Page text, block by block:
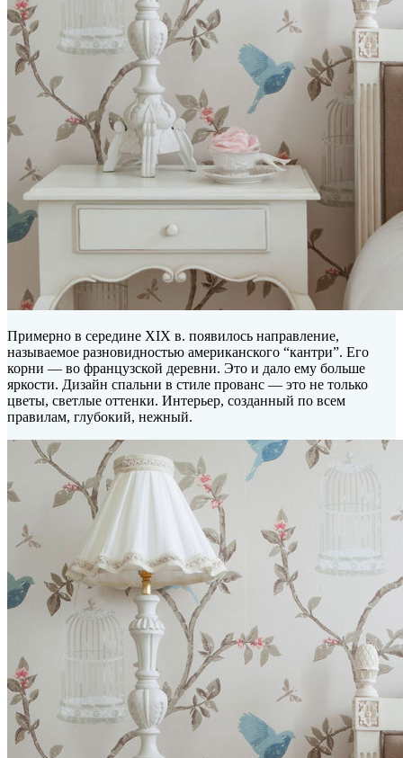
Примерно в середине XIX в. появилось направление,
называемое разновидностью американского “кантри”. Его
корни — во французской деревни. Это и дало ему больше
яркости. Дизайн спальни в стиле прованс — это не только
цветы, светлые оттенки. Интерьер, созданный по всем
правилам, глубокий, нежный.